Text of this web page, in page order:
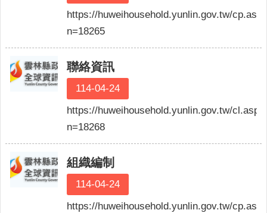
新
消
息
主
題
https://huweihousehold.yunlin.gov.tw/
n=18265
聯絡資訊
114-04-24
https://huweihousehold.yunlin.gov.tw/
n=18268
組織編制
114-04-24
https://huweihousehold.yunlin.gov.tw/